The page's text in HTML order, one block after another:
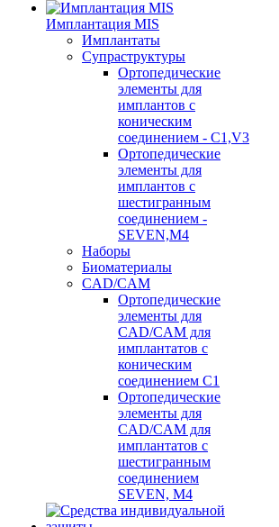
Имплантация MIS
Имплантаты
Супраструктуры
Ортопедические
элементы для
имплантов с
коническим
соединением - C1,V3
Ортопедические
элементы для
имплантов с
шестигранным
соединением -
SEVEN,M4
Наборы
Биоматериалы
CAD/CAM
Ортопедические
элементы для
CAD/CAM для
имплантатов с
коническим
соединением С1
Ортопедические
элементы для
CAD/CAM для
имплантатов с
шестигранным
соединением
SEVEN, М4